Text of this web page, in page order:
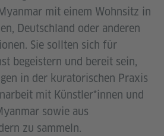
mit einem Wohnsitz in
Deutschland oder anderen
Sie sollten sich für
begeistern und bereit sein,
in der kuratorischen Praxis
mit Künstler*innen und
sowie aus
zu sammeln.